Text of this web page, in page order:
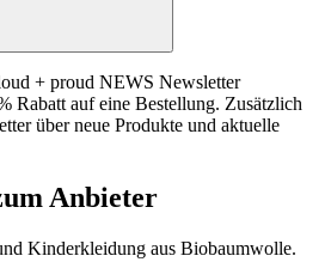
+ proud NEWS Newsletter
Rabatt auf eine Bestellung. Zusätzlich
über neue Produkte und aktuelle
Anbieter
Kinderkleidung aus Biobaumwolle.